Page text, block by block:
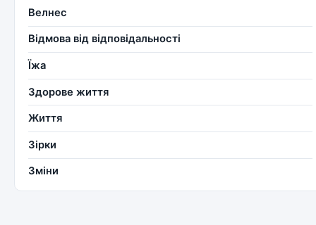
Велнес
Відмова від відповідальності
Їжа
Здорове життя
Життя
Зірки
Зміни